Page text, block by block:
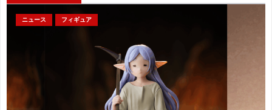
ニュース フィギュア